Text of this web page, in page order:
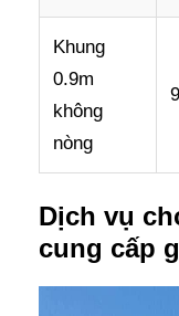
Khung
0.9m
không
nòng
Dịch vụ
cung cấp